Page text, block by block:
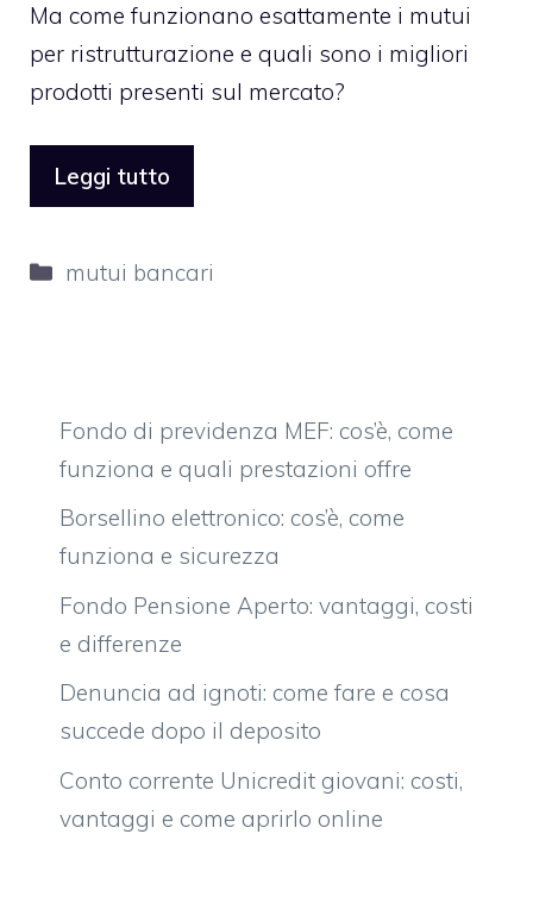
Ma come funzionano esattamente i mutui
per ristrutturazione e quali sono i migliori
prodotti presenti sul mercato?
Leggi tutto
Categorie
mutui bancari
Fondo di previdenza MEF: cos’è, come
funziona e quali prestazioni offre
Borsellino elettronico: cos’è, come
funziona e sicurezza
Fondo Pensione Aperto: vantaggi, costi
e differenze
Denuncia ad ignoti: come fare e cosa
succede dopo il deposito
Conto corrente Unicredit giovani: costi,
vantaggi e come aprirlo online